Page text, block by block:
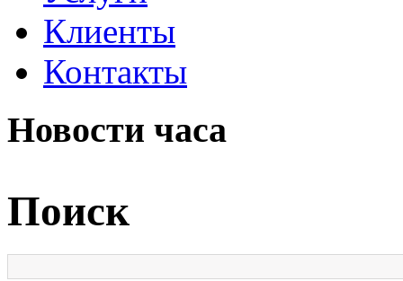
Клиенты
Контакты
Новости часа
Поиск